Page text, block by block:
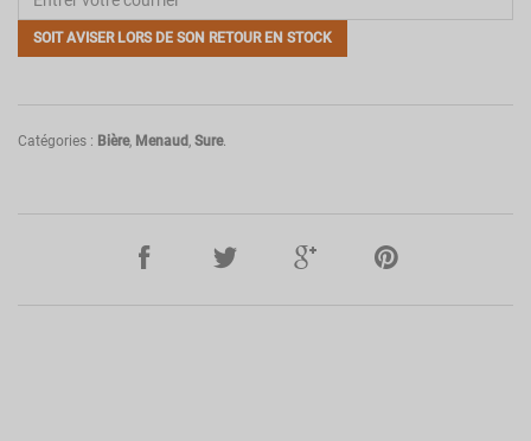
SOIT AVISER LORS DE SON RETOUR EN STOCK
Catégories : Bière, Menaud, Sure.